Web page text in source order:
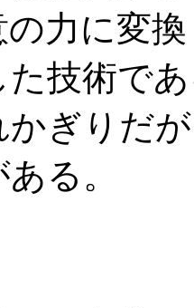
力に変
た技術で
ぎりだ
る。